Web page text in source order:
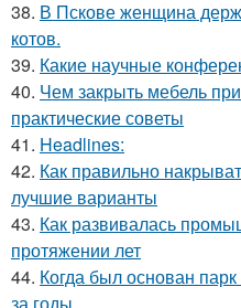
38. В Пскове женщина
котов.
39. Какие научные
40. Чем закрыть мебель
практические советы
41. Headlines:
42. Как правильно
лучшие варианты
43. Как развивалась
протяжении лет
44. Когда был основан